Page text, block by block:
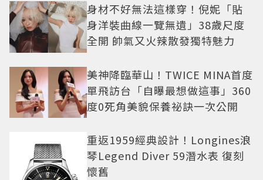
身材不好無法這樣穿！倪妮「貼
身洋裝曲線一覽無遺」38歲尺度
全開 帥氣又火辣散發獨特魅力
美神降臨華山！TWICE MINA首度
單飛訪台「自曝最想做這事」360
度0死角美貌保養祕訣一次公開
重返1959經典設計！Longines浪
琴Legend Diver 59潛水表 復刻
懷舊